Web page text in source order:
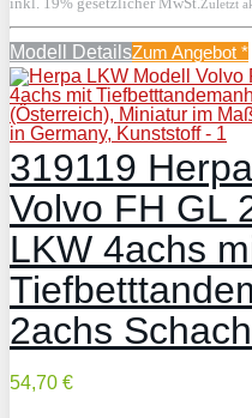
Zuletzt
Modell DetailsZum Angebot *
319119
Volvo FH GL
LKW 4achs
2achs
54,70 €